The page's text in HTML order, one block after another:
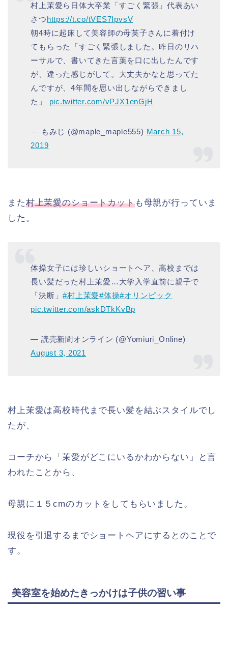
村上茉愛ら日体大卒業「すごく緊張」代表あい
さつhttps://t.co/tVES7IpvsV
朝4時に起床して美容師の母英子さんに着付け
てもらった「すごく緊張しました。昨日のリハ
ーサルで、書いてきた言葉を口に出したんです
が、違った感じがして。大丈夫かなと思ってた
んですが、4年間を思い出しながらできまし
た」 pic.twitter.com/vPJX1enGjH
— もみじ (@maple_maple555) March 15,
2019
また村上茉愛のショートカットも母親が行っていま
した。
体操女子には珍しいショートヘア、高校までは
長い髪だった村上茉愛…大学入学直前に親子で
「決断」#村上茉愛#体操#オリンピック
pic.twitter.com/askDTkKvBp
— 読売新聞オンライン (@Yomiuri_Online)
August 3, 2021
村上茉愛は高校時代まで長い髪を結ぶスタイルでし
たが、
コーチから「茉愛がどこにいるかわからない」と言
われたことから、
母親に１５cmのカットをしてもらいました。
現役を引退するまでショートヘアにするとのことで
す。
美容室を始めたきっかけは子供の習い事